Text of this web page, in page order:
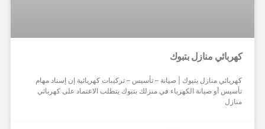
كهربائي منازل بتبوك
كهربائي منازل بتبوك | صيانة – تأسيس – تركيبات كهربائية إن إسناد مهام
تأسيس أو صيانة الكهرباء في منزلك بتبوك يتطلب الاعتماد على كهربائي
منازل